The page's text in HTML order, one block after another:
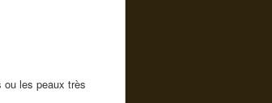
les peaux très